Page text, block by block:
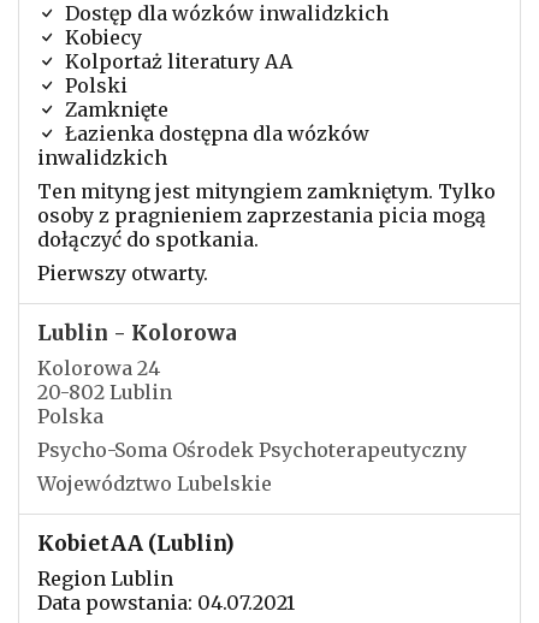
Dostęp dla wózków inwalidzkich
Kobiecy
Kolportaż literatury AA
Polski
Zamknięte
Łazienka dostępna dla wózków
inwalidzkich
Ten mityng jest mityngiem zamkniętym. Tylko
osoby z pragnieniem zaprzestania picia mogą
dołączyć do spotkania.
Pierwszy otwarty.
Lublin - Kolorowa
Kolorowa 24
20-802 Lublin
Polska
Psycho-Soma Ośrodek Psychoterapeutyczny
Województwo Lubelskie
KobietAA (Lublin)
Region Lublin
Data powstania: 04.07.2021